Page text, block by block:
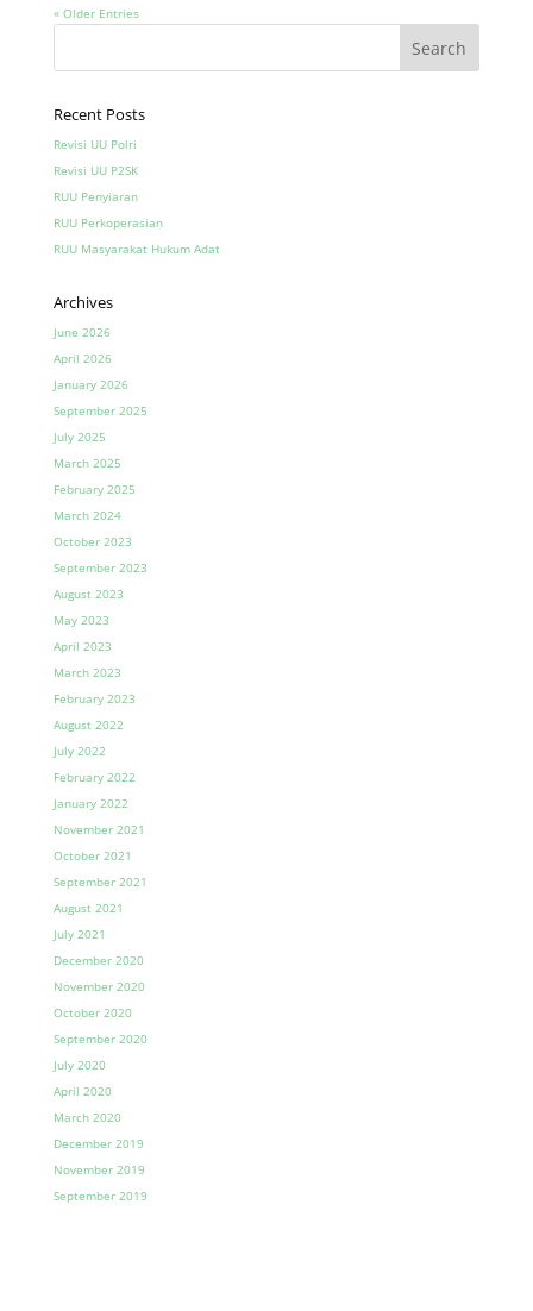
« Older Entries
Recent Posts
Revisi UU Polri
Revisi UU P2SK
RUU Penyiaran
RUU Perkoperasian
RUU Masyarakat Hukum Adat
Archives
June 2026
April 2026
January 2026
September 2025
July 2025
March 2025
February 2025
March 2024
October 2023
September 2023
August 2023
May 2023
April 2023
March 2023
February 2023
August 2022
July 2022
February 2022
January 2022
November 2021
October 2021
September 2021
August 2021
July 2021
December 2020
November 2020
October 2020
September 2020
July 2020
April 2020
March 2020
December 2019
November 2019
September 2019